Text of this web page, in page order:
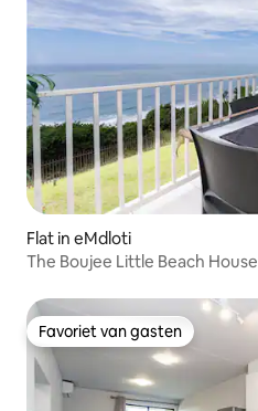
Flat in eMdloti
The Boujee Little Beach House
Favoriet van gasten
Favoriet van gasten